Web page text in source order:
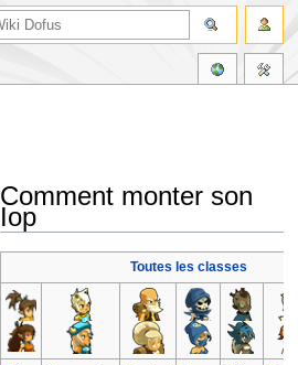
Comment monter son
Iop
à
la
navigation
à
la
recherche
Toutes les classes